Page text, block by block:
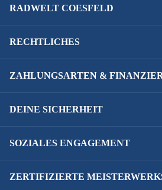
RADWELT COESFELD
RECHTLICHES
ZAHLUNGSARTEN &
DEINE SICHERHEIT
SOZIALES ENGAGEMENT
ZERTIFIZIERTE